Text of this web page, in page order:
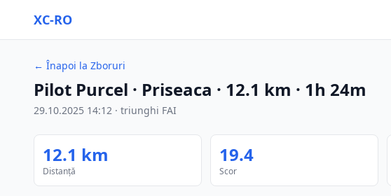
XC-RO
← Înapoi la Zboruri
Pilot Purcel · Priseaca · 12.1 km · 1h 24m
29.10.2025 14:12 · triunghi FAI
12.1 km
Distanță
19.4
Scor